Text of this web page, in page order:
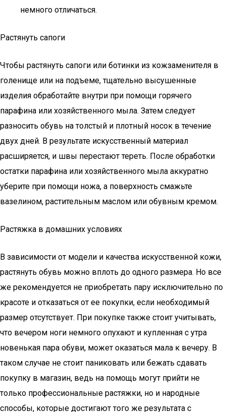
немного отличаться.
Растянуть сапоги
Чтобы растянуть сапоги или ботинки из кожзаменителя в
голенище или на подъеме, тщательно высушенные
изделия обработайте внутри при помощи горячего
парафина или хозяйственного мыла. Затем следует
разносить обувь на толстый и плотный носок в течение
двух дней. В результате искусственный материал
расширяется, и швы перестают тереть. После обработки
остатки парафина или хозяйственного мыла аккуратно
уберите при помощи ножа, а поверхность смажьте
вазелином, растительным маслом или обувным кремом.
Растяжка в домашних условиях
В зависимости от модели и качества искусственной кожи,
растянуть обувь можно вплоть до одного размера. Но все
же рекомендуется не приобретать пару исключительно по
красоте и отказаться от ее покупки, если необходимый
размер отсутствует. При покупке также стоит учитывать,
что вечером ноги немного опухают и купленная с утра
новенькая пара обуви, может оказаться мала к вечеру. В
таком случае не стоит паниковать или бежать сдавать
покупку в магазин, ведь на помощь могут прийти не
только профессиональные растяжки, но и народные
способы, которые достигают того же результата с